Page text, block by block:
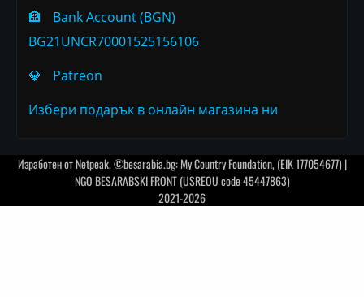
🏦
Bank Account (BGN)
BG21UNCR70001525156106
💎
Patreon
Избери подарък в онлайн магазина ни
Изработен отNetpeak. ©besarabia.bg: My Country Foundation, (EIK 177054677) |
NGO BESARABSKI FRONT (USREOU code 45447863)
2021-2026